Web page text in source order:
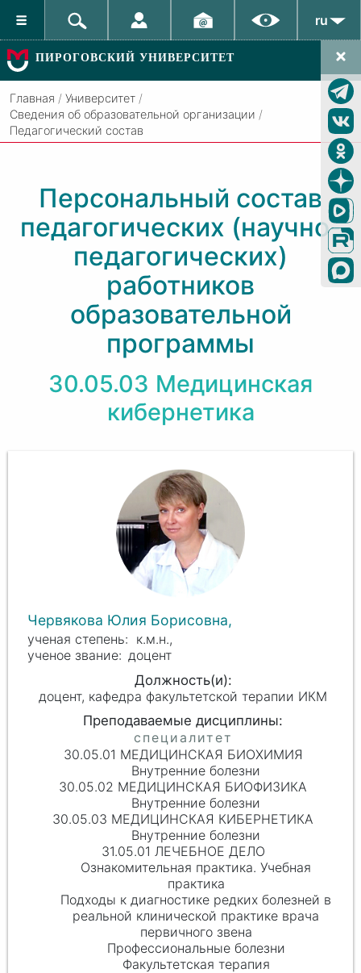
ru
ПИРОГОВСКИЙ УНИВЕРСИТЕТ
Главная / Университет /
Сведения об образовательной организации /
Педагогический состав
Персональный состав
педагогических (научно-
педагогических)
работников
образовательной
программы
30.05.03 Медицинская
кибернетика
Червякова Юлия Борисовна,
к.м.н.,
доцент
доцент, кафедра факультетской терапии ИКМ
30.05.01 МЕДИЦИНСКАЯ БИОХИМИЯ
Внутренние болезни
30.05.02 МЕДИЦИНСКАЯ БИОФИЗИКА
Внутренние болезни
30.05.03 МЕДИЦИНСКАЯ КИБЕРНЕТИКА
Внутренние болезни
31.05.01 ЛЕЧЕБНОЕ ДЕЛО
Ознакомительная практика. Учебная
практика
Подходы к диагностике редких болезней в
реальной клинической практике врача
первичного звена
Профессиональные болезни
Факультетская терапия